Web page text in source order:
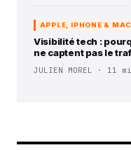
APPLE, IPHONE & MAC
Visibilité tech :
ne captent pas le
JULIEN MOREL · 11